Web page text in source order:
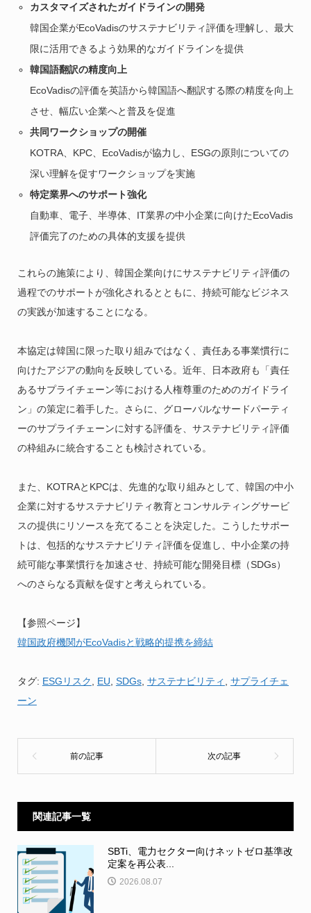
カスタマイズされたガイドラインの開発
韓国企業がEcoVadisのサステナビリティ評価を理解し、最大
限に活用できるよう効果的なガイドラインを提供
韓国語翻訳の精度向上
EcoVadisの評価を英語から韓国語へ翻訳する際の精度を向上
させ、幅広い企業へと普及を促進
共同ワークショップの開催
KOTRA、KPC、EcoVadisが協力し、ESGの原則についての
深い理解を促すワークショップを実施
特定業界へのサポート強化
自動車、電子、半導体、IT業界の中小企業に向けたEcoVadis
評価完了のための具体的支援を提供
これらの施策により、韓国企業向けにサステナビリティ評価の
過程でのサポートが強化されるとともに、持続可能なビジネス
の実践が加速することになる。
本協定は韓国に限った取り組みではなく、責任ある事業慣行に
向けたアジアの動向を反映している。近年、日本政府も「責任
あるサプライチェーン等における人権尊重のためのガイドライ
ン」の策定に着手した。さらに、グローバルなサードパーティ
ーのサプライチェーンに対する評価を、サステナビリティ評価
の枠組みに統合することも検討されている。
また、KOTRAとKPCは、先進的な取り組みとして、韓国の中小
企業に対するサステナビリティ教育とコンサルティングサービ
スの提供にリソースを充てることを決定した。こうしたサポー
トは、包括的なサステナビリティ評価を促進し、中小企業の持
続可能な事業慣行を加速させ、持続可能な開発目標（SDGs）
へのさらなる貢献を促すと考えられている。
【参照ページ】
韓国政府機関がEcoVadisと戦略的提携を締結
タグ: ESGリスク EU SDGs, サステナビリティ
サプライチェ
ーン
関連記事一覧
SBTi、電力セクター向けネットゼロ基準改
定案を再公表...
2026.08.07